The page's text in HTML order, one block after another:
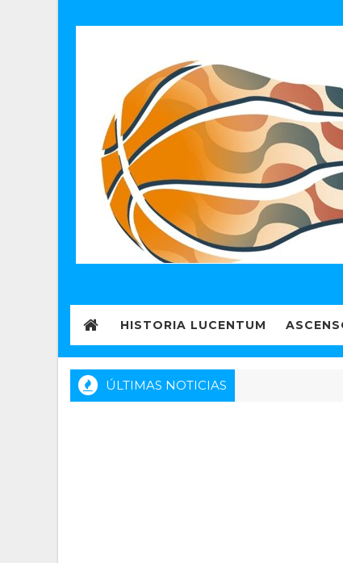
HISTORIA LUCENTUM
ÚLTIMAS NOTICIAS